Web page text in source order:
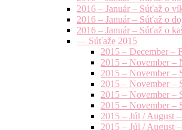
2016 – Január – Súťaž o
2016 – Január – Súťaž o
2016 – Január – Súťaž o
— Súťaže 2015
2015 – December –
2015 – November –
2015 – November –
2015 – November –
2015 – November –
2015 – November –
2015 – Júl / August
2015 – Júl / August